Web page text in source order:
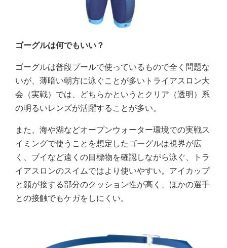
ゴーグルは何でもいい？
ゴーグルは普段プールで使っているもので全く問題な
いが、薄暗い朝方に泳ぐことが多いトライアスロン大
会（実戦）では、どちらかというとクリア（透明）系
の明るいレンズが活躍することが多い。
また、海や湖などオープンウォーター環境での実戦ス
イミングで使うことを想定したゴーグルは視界が広
く、ブイなど遠くの目標物を確認しながら泳ぐ、トラ
イアスロンのスイムではより使いやすい。アイカップ
と顔が接する部分のクッション性が高く、ほかの選手
との接触でもケガをしにくい。